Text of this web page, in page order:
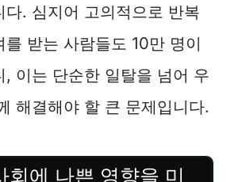
다. 심지어 고의적으로 반복
를 받는 사람들도 10만 명이
, 이는 단순한 일탈을 넘어 우
해결해야 할 큰 문제입니다.
회에 나쁜 영향을 미